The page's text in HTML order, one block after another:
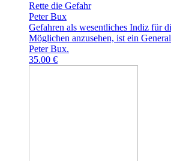
Rette die Gefahr
Peter Bux
Gefahren als wesentliches Indiz für
Möglichen anzusehen, ist ein
Peter Bux.
35.00 €